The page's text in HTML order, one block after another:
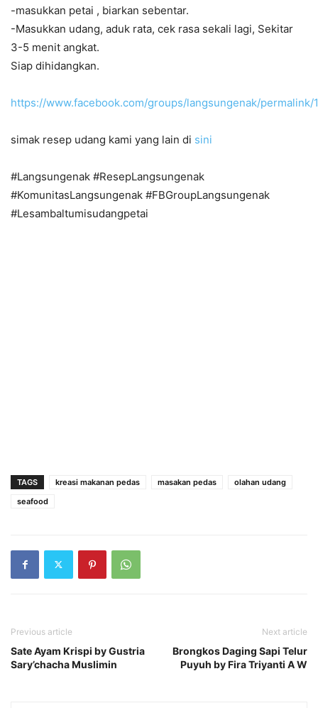
-masukkan petai , biarkan sebentar.
-Masukkan udang, aduk rata, cek rasa sekali lagi, Sekitar
3-5 menit angkat.
Siap dihidangkan.
https://www.facebook.com/groups/langsungenak/
simak resep udang kami yang lain di sini
#Langsungenak #ResepLangsungenak
#KomunitasLangsungenak #FBGroupLangsungenak
#Lesambaltumisudangpetai
TAGS kreasi makanan pedas masakan pedas
olahan udang
seafood
Previous article
Sate Ayam Krispi by Gustria
Sary’chacha Muslimin
Next article
Brongkos Daging Sapi Telur
Puyuh by Fira Triyanti A W